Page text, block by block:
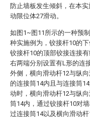
防止墙板发生倾斜，在本
动限位体27滑动。
如图1~图11所示的一种预
种实施例为，铰接杆10的
铰接杆10的顶部铰接连接
右两端分别设置有L形的连
外侧，横向滑动杆12与纵
的连接筒14内且与连接筒
动时，横向滑动杆12与纵
筒14内，通过铰接杆10对
过连接筒14以及横向滑动